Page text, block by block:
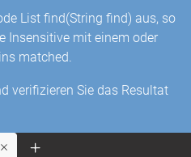
List find(String find) aus, so
Insensitive mit einem oder
matched.
verifizieren Sie das Resultat